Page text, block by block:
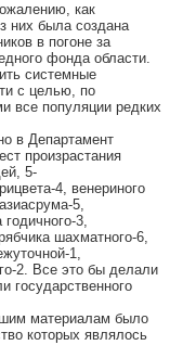
как
них была создана
в погоне за
фонда области.
системные
с целью, по
все популяции редких
в Департамент
произрастания
5-
4, венериного
5,
3,
шахматного-6,
1,
2. Все это бы делали
государственного
материалам было
которых являлось